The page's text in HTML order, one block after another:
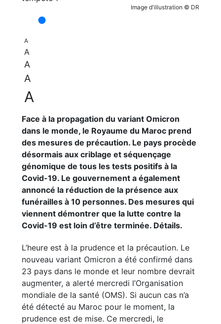
Image d'illustration © DR
A
A
A
A
A
Face à la propagation du variant Omicron
dans le monde, le Royaume du Maroc prend
des mesures de précaution. Le pays procède
désormais aux criblage et séquençage
génomique de tous les tests positifs à la
Covid-19. Le gouvernement a également
annoncé la réduction de la présence aux
funérailles à 10 personnes. Des mesures qui
viennent démontrer que la lutte contre la
Covid-19 est loin d’être terminée. Détails.
L’heure est à la prudence et la précaution. Le
nouveau variant Omicron a été confirmé dans
23 pays dans le monde et leur nombre devrait
augmenter, a alerté mercredi l’Organisation
mondiale de la santé (OMS). Si aucun cas n’a
été détecté au Maroc pour le moment, la
prudence est de mise. Ce mercredi, le